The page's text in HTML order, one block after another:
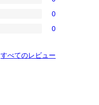
0
0
すべてのレビュー